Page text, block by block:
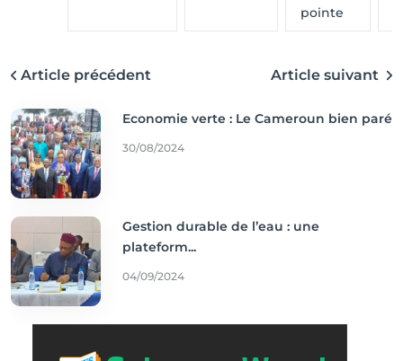
pointe
Article précédent Article suivant
Economie verte : Le Cameroun bien paré
30/08/2024
Gestion durable de l’eau : une
plateform...
04/09/2024